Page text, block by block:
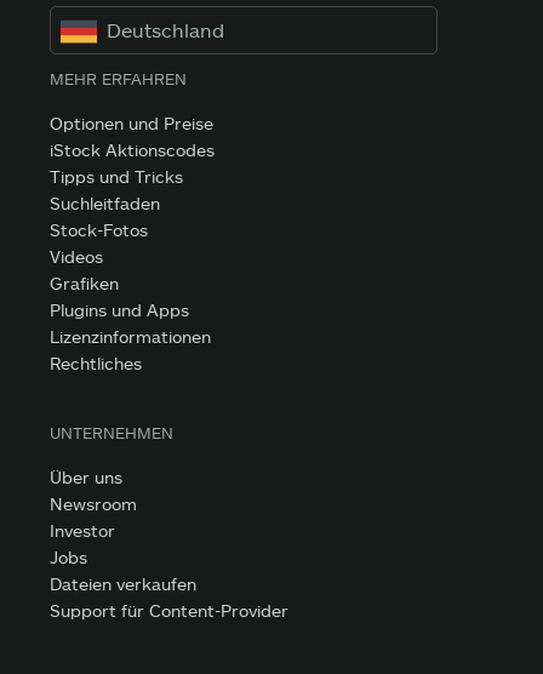
Deutschland
MEHR ERFAHREN
Optionen und Preise
iStock Aktionscodes
Tipps und Tricks
Suchleitfaden
Stock-Fotos
Videos
Grafiken
Plugins und Apps
Lizenzinformationen
Rechtliches
UNTERNEHMEN
Über uns
Newsroom
Investor
Jobs
Dateien verkaufen
Support für Content-Provider